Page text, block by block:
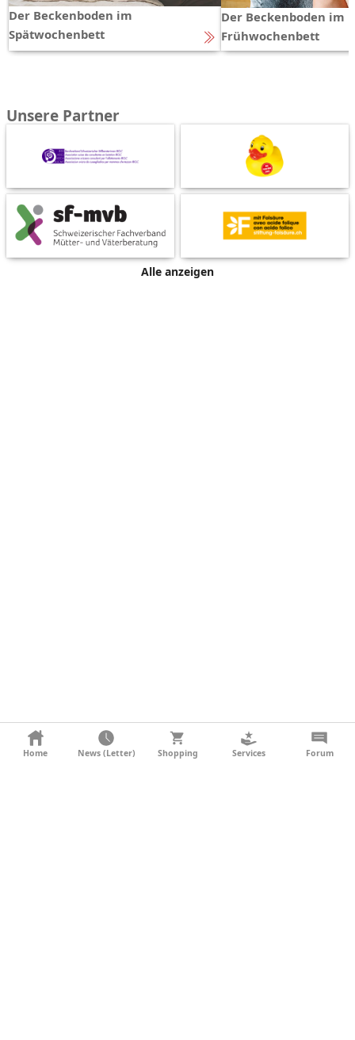
Der Beckenboden im
Spätwochenbett
Der Beckenboden im
Frühwochenbett
Unsere Partner
Alle anzeigen
KONTAKT
Home News (Letter) Shopping Services Forum